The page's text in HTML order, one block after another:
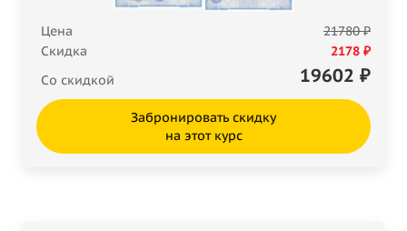
Цена
21780 ₽
Скидка
2178 ₽
Со скидкой
19602 ₽
Забронировать скидку
на этот курс